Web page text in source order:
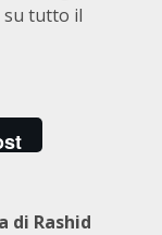
su tutto il
di Rashid